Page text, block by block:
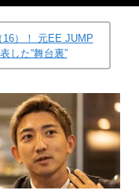
）！ 元EE JUMP
した“舞台裏”